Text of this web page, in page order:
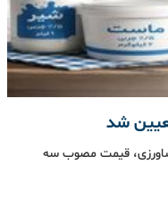
کشاورزی، قیمت مصوب سه